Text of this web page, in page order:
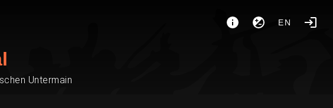
EN
Untermain